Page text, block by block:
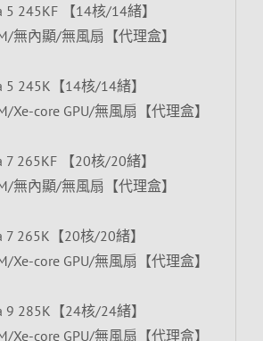
245KF 【14核/14緒】
無內顯/無風扇【代理盒】
5 245K【14核/14緒】
Xe-core GPU/無風扇【代理盒】
265KF 【20核/20緒】
無內顯/無風扇【代理盒】
7 265K【20核/20緒】
Xe-core GPU/無風扇【代理盒】
9 285K【24核/24緒】
Xe-core GPU/無風扇【代理盒】